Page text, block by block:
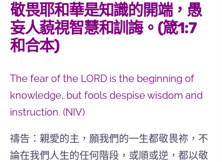
敬畏耶和華是知識的開端，愚
妄人藐視智慧和訓誨。(箴1:7
和合本)
The fear of the LORD is the beginning of
knowledge, but fools despise wisdom and
instruction. (NIV)
禱告：親愛的主，願我們的一生都敬畏祢，不
論在我們人生的任何階段，或順或逆，都以敬